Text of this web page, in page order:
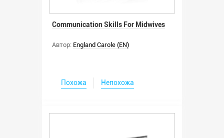
Communication Skills For Midwives
Автор: England Carole (EN)
Похожа Непохожа